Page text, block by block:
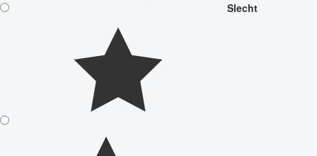
Slecht